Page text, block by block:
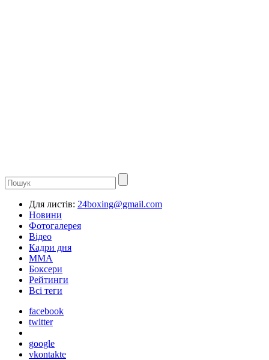
Для листів: 24boxing@gmail.com
Новини
Фотогалерея
Відео
Кадри дня
ММА
Боксери
Рейтинги
Всі теги
facebook
twitter
google
vkontakte